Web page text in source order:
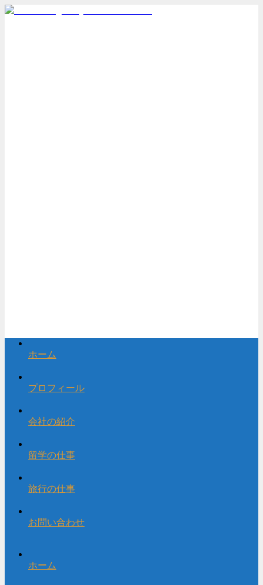
ホーム
プロフィール
会社の紹介
留学の仕事
旅行の仕事
お問い合わせ
ホーム